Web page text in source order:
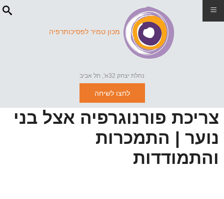
מכון טמיר לפסיכותרפיה
נחלת יצחק 32א', תל אביב
לחצו לשיחה
צריכת פורנוגרפיה אצל בני
נוער | התמכרות
והתמודדות
≡